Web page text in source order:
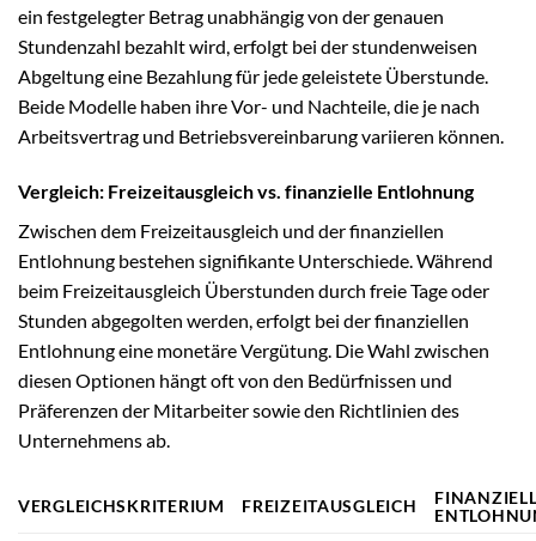
ein festgelegter Betrag unabhängig von der genauen
Stundenzahl bezahlt wird, erfolgt bei der stundenweisen
Abgeltung eine Bezahlung für jede geleistete Überstunde.
Beide Modelle haben ihre Vor- und Nachteile, die je nach
Arbeitsvertrag und Betriebsvereinbarung variieren können.
Vergleich: Freizeitausgleich vs. finanzielle Entlohnung
Zwischen dem Freizeitausgleich und der finanziellen
Entlohnung bestehen signifikante Unterschiede. Während
beim Freizeitausgleich Überstunden durch freie Tage oder
Stunden abgegolten werden, erfolgt bei der finanziellen
Entlohnung eine monetäre Vergütung. Die Wahl zwischen
diesen Optionen hängt oft von den Bedürfnissen und
Präferenzen der Mitarbeiter sowie den Richtlinien des
Unternehmens ab.
VERGLEICHSKRITERIUM FREIZEITAUSGLEICH